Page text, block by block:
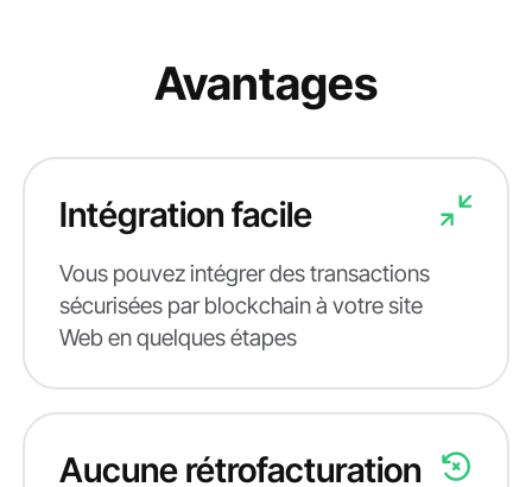
Avantages
Intégration facile
Vous pouvez intégrer des transactions
sécurisées par blockchain à votre site
Web en quelques étapes
Aucune rétrofacturation